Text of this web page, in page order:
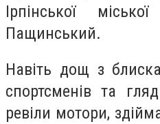
Ірпінської
Пащинський.
Навіть дощ з
спортсменів та
ревіли мотори,